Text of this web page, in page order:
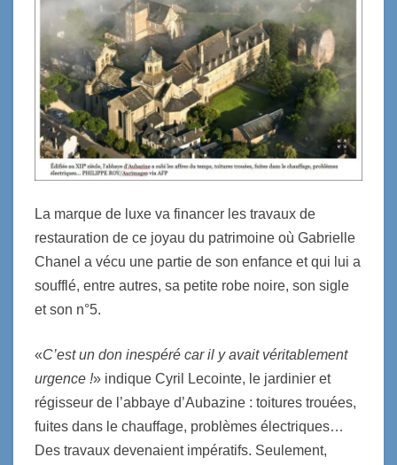
La marque de luxe va financer les travaux de
restauration de ce joyau du patrimoine où Gabrielle
Chanel a vécu une partie de son enfance et qui lui a
soufflé, entre autres, sa petite robe noire, son sigle
et son n°5.
«C’est un don inespéré car il y avait véritablement
urgence !» indique Cyril Lecointe, le jardinier et
régisseur de l’abbaye d’Aubazine : toitures trouées,
fuites dans le chauffage, problèmes électriques…
Des travaux devenaient impératifs. Seulement,